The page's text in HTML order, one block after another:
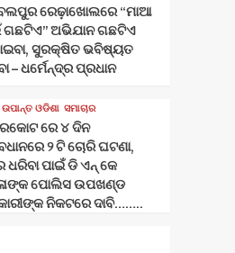
ରେଢ଼ାଖୋଲରେ “ମାଆ
ଗଛଟିଏ” ଅଭିଯାନ ଗଛଟିଏ
ସୁରକ୍ଷିତ ଭବିଷ୍ୟତ
– ଧର୍ମେନ୍ଦ୍ର ପ୍ରଧାନ
ଓଡିଶା ସମାଚାର
ରେ ୪ ଦିନ
୨ ଟି ଚୋରି ଘଟଣା,
ଧରିବା ପାଇଁ ଡି ଏନ୍ କେ
ପୋଲିସ ଉପଖଣ୍ଡ
ନିକଟରେ ଦାବି……..